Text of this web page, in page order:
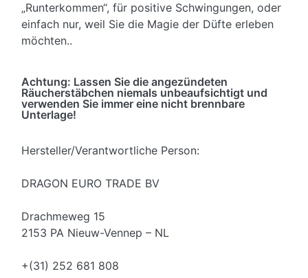
„Runterkommen“, für positive Schwingungen, oder
einfach nur, weil Sie die Magie der Düfte erleben
möchten..
Achtung: Lassen Sie die angezündeten
Räucherstäbchen niemals unbeaufsichtigt und
verwenden Sie immer eine nicht brennbare
Unterlage!
Hersteller/Verantwortliche Person:
DRAGON EURO TRADE BV
Drachmeweg 15
2153 PA Nieuw-Vennep – NL
+(31) 252 681 808